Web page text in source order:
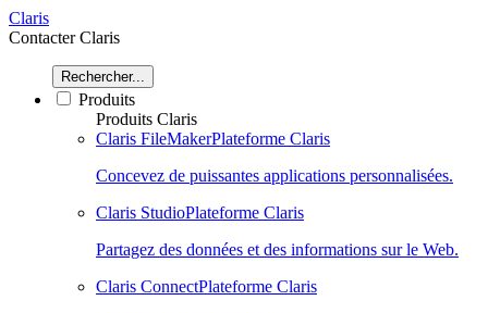
Claris
Contacter Claris
Rechercher...
Produits
Produits Claris
Claris FileMakerPlateforme Claris
Concevez de puissantes applications personnalisées.
Claris StudioPlateforme Claris
Partagez des données et des informations sur le Web.
Claris ConnectPlateforme Claris